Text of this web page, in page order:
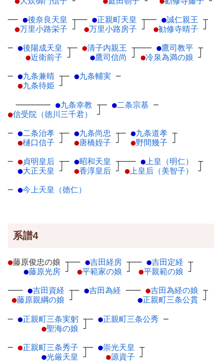
── ●後奈良天皇 ┬
●万里小路栄子 ┘
── ●正親町天皇 ┬
●万里小路房子 ┘
── ●誠仁親王 ┬
●勧修寺晴子 ┘
─ ●後陽成天皇 ┬
●近衛前子 ┘
─ ●清子内親王 ┬
●鷹司信尚 ┘
─── ●鷹司教平 ┬
●冷泉為満の娘 ┘
─ ●九条兼晴 ┬
●九条待姫 ┘
─ ●九条輔実 ─
─────── ●九条幸教 ┬
●信受院（徳川三千君） ┘
─ ●二条宗基 ─
─ ●二条治孝 ┬
●樋口信子 ┘
─ ●九条尚忠 ┬
●唐橋姪子 ┘
─ ●九条道孝 ┬
●野間幾子 ┘
─ ●貞明皇后 ┬
●大正天皇 ┘
─ ●昭和天皇 ┬
●香淳皇后 ┘
─── ●上皇（明仁）
┬
●上皇后（美智子） ┘
─ ●今上天皇（徳仁）
系譜4
●藤原俊忠の娘 ┬
●藤原光房 ┘
── ●吉田経房 ┬
●平範家の娘 ┘
── ●吉田定経 ┬
●平親範の娘 ┘
─── ●吉田資経 ┬
●藤原親綱の娘 ┘
─ ●吉田為経 ─── ●吉田為経の娘 ┬
●正親町三条公貫 ┘
─ ●正親町三条実躬 ┬
●聖海の娘 ┘
─ ●正親町三条公秀 ─
─ ●正親町三条秀子 ┬
●光厳天皇 ┘
─ ●崇光天皇 ┬
●源資子 ┘